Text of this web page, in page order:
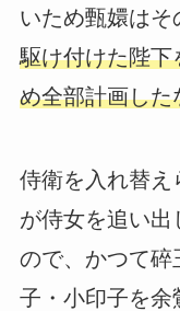
いため甄嬛はそ
駆け付けた陛下
め全部計画した
侍衛を入れ替え
が侍女を追い出
ので、かつて碎
子・小印子を余